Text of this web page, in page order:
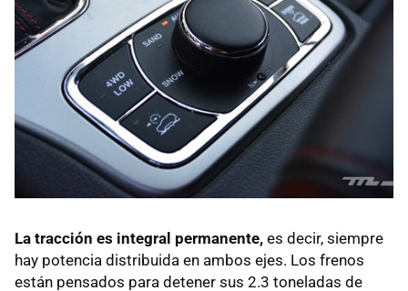
La tracción es integral permanente, es decir, siempre
hay potencia distribuida en ambos ejes. Los frenos
están pensados para detener sus 2.3 toneladas de